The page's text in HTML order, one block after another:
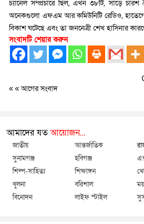
চ্যানেল সম্প্রচারে ছিল, এখন ৩৮টি, সাড়ে
অনেকগুলো এফএম আর কমিউনিটি রেডিও,
বিকাশ ঘটেছে এবং তা জননেত্রী শেখ হাসিনার
সংবাদটি শেয়ার করুন
« «আগের সংবাদ
আমাদের যতআয়োজন...
জাতীয় আন্তর্জাতিক
সুনামগঞ্জ
হবিগঞ্জ
শিল্প-সাহিত্য
শিক্ষাঙ্গন
খুলনা
বরিশাল
বিনোদন
লাইফ স্টাইল